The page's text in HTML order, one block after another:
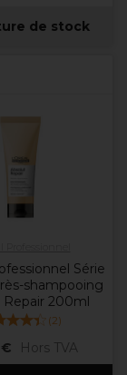
de stock
Série
shampooing
200ml
(2)
€ Hors TVA